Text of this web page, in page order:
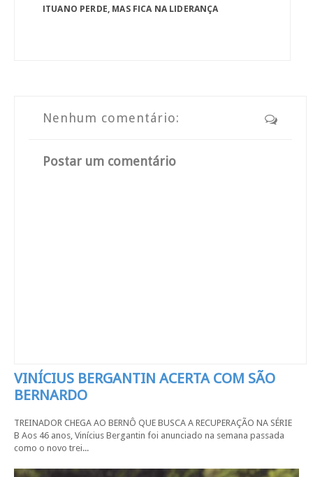
ITUANO PERDE, MAS FICA NA LIDERANÇA
Nenhum comentário:
Postar um comentário
VINÍCIUS BERGANTIN ACERTA COM SÃO
BERNARDO
TREINADOR CHEGA AO BERNÔ QUE BUSCA A RECUPERAÇÃO NA SÉRIE
B Aos 46 anos, Vinícius Bergantin foi anunciado na semana passada
como o novo trei...